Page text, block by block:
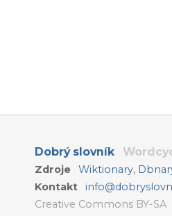
Dobrý slovník
Zdroje Wiktionary,
Kontakt
Creative Commons BY-SA